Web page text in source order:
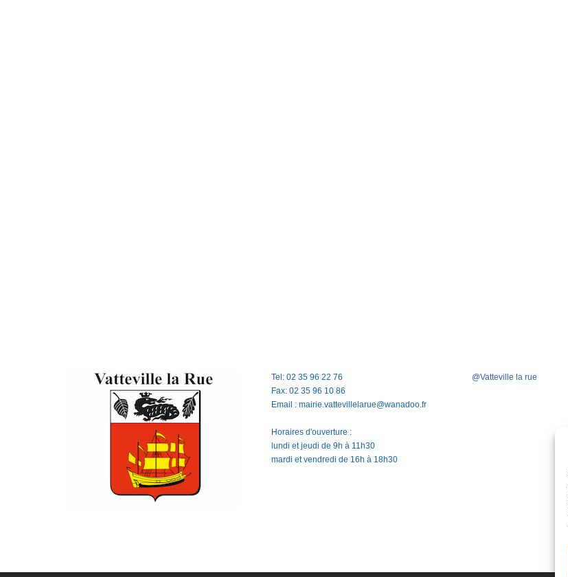
Tel: 02 35 96 22 76
Fax: 02 35 96 10 86
Email : mairie.vattevillelarue@wanadoo.fr
Horaires d'ouverture :
lundi et jeudi de 9h à 11h30
mardi et vendredi de 16h à 18h30
@Vatteville la rue